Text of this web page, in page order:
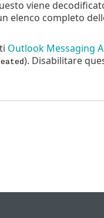
viene
elenco completo
Outlook Messaging
). Disabilitare